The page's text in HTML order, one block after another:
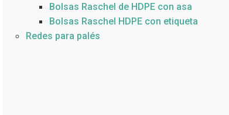
Bolsas Raschel de HDPE con asa
Bolsas Raschel HDPE con etiqueta
Redes para palés